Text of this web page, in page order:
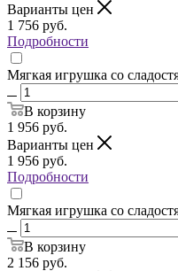
Варианты цен
1 756 руб.
Подробности
Мягкая игрушка со
В корзину
1 956 руб.
Варианты цен
1 956 руб.
Подробности
Мягкая игрушка со
В корзину
2 156 руб.